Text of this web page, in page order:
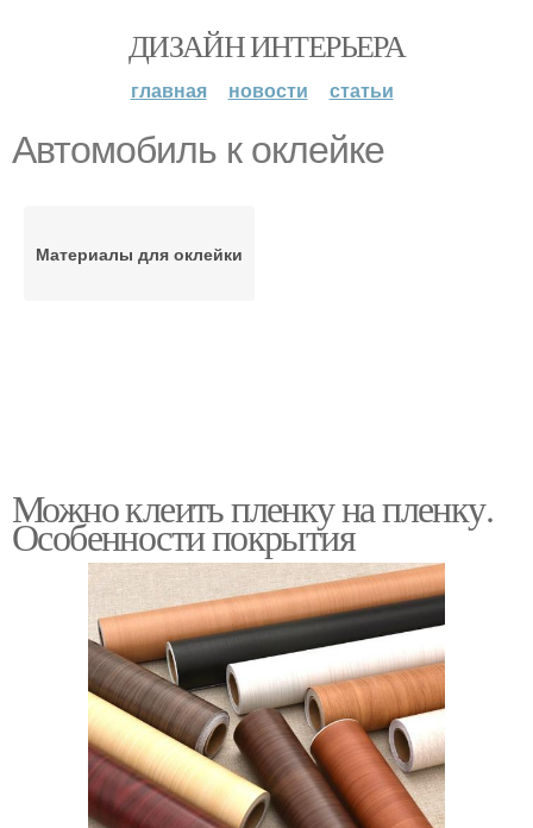
ДИЗАЙН ИНТЕРЬЕРА
главная новости статьи
Автомобиль к оклейке
Материалы для оклейки
Можно клеить пленку на пленку.
Особенности покрытия